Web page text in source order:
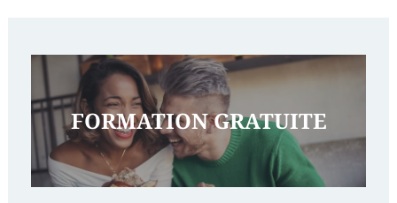
FORMATION GRATUITE